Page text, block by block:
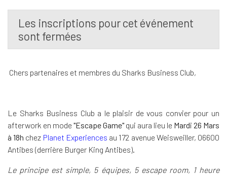
Les inscriptions pour cet événement
sont fermées
Chers partenaires et membres du Sharks Business Club,
Le Sharks Business Club a le plaisir de vous convier pour un
afterwork en mode "Escape Game" qui aura lieu le Mardi 26 Mars
à 18h chez Planet Experiences au 172 avenue Weisweiller, 06600
Antibes (derrière Burger King Antibes).
Le principe est simple, 5 équipes, 5 escape room, 1 heure